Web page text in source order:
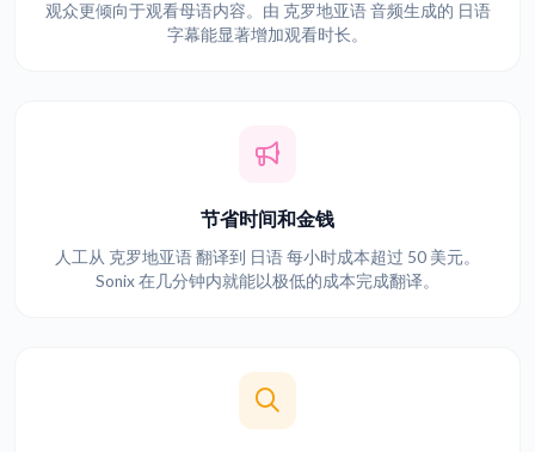
观众更倾向于观看母语内容。由 克罗地亚语 音频生成的 日语
字幕能显著增加观看时长。
节省时间和金钱
人工从 克罗地亚语 翻译到 日语 每小时成本超过 50 美元。
Sonix 在几分钟内就能以极低的成本完成翻译。